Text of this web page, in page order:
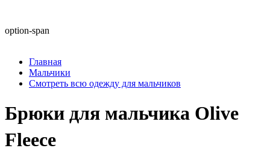
option-span
Главная
Мальчики
Смотреть всю одежду для мальчиков
Брюки для мальчика Olive
Fleece